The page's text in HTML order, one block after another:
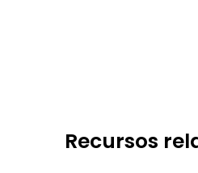
Recursos